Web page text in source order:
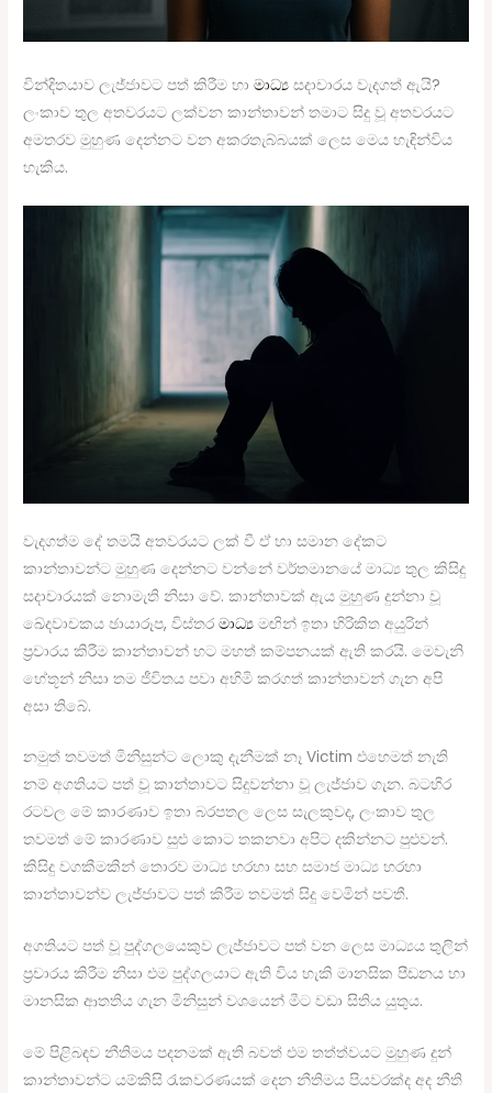
වින්දිතයාව ලැජ්ජාවට පත් කිරීම හාමාධ්‍යසදාචාරය වැදගත් ඇයි?
ලංකාව තුල අතවරයට ලක්වන කාන්තාවන් තමාට සිදු වූ අතවරයට
අමතරව මුහුණ දෙන්නට වන අකරතැබ්බයක් ලෙස මෙය හැඳින්විය
හැකිය.
වැදගත්ම දේ තමයි අතවරයට ලක් වී ඒ හා සමාන දේකට
කාන්තාවන්ට මුහුණ දෙන්නට වන්නේ වර්තමානයේ මාධ්‍ය තුල කිසිදු
සදාචාරයක් නොමැති නිසා වේ. කාන්තාවක් ඇය මුහුණ දුන්නා වූ
ඛේදවාචකය ඡායාරූප, විස්තරමාධ්‍ය මඟින් ඉතා හිරිකිත අයුරින්
ප්‍රචාරය කිරීම කාන්තාවන් හට මහත් කම්පනයක් ඇති කරයි. මෙවැනි
හේතූන් නිසා තම ජීවිතය පවා අහිමි කරගත් කාන්තාවන් ගැන අපි
අසා තිබේ.
නමුත් තවමත් මිනිසුන්ට ලොකු දැනීමක් නෑ Victim එහෙමත් නැති
නම් අගතියට පත් වූ කාන්තාවට සිදුවන්නා වූ ලැජ්ජාව ගැන. බටහිර
රටවල මේ කාරණාව ඉතා බරපතල ලෙස සැලකුවද, ලංකාව තුල
තවමත් මේ කාරණාව සුළු කොට තකනවා අපිට දකින්නට පුළුවන්.
කිසිදු වගකීමකින් තොරව මාධ්‍ය හරහා සහ සමාජ මාධ්‍ය හරහා
කාන්තාවන්ව ලැජ්ජාවට පත් කිරීම තවමත් සිදු වෙමින් පවතී.
අගතියට පත් වූ පුද්ගලයෙකුව ලැජ්ජාවට පත් වන ලෙස මාධ්‍යය තුලින්
ප්‍රචාරය කිරීම නිසා එම පුද්ගලයාට ඇති විය හැකි මානසික පීඩනය හා
මානසික ආතතිය ගැන මිනිසුන් වශයෙන් මීට වඩා සිතිය යුතුය.
මේ පිළිබඳව නීතිමය පදනමක් ඇති බවත් එම තත්ත්වයට මුහුණ දුන්
කාන්තාවන්ට යම්කිසි රැකවරණයක් දෙන නීතිමය පියවරක්ද අද නීති